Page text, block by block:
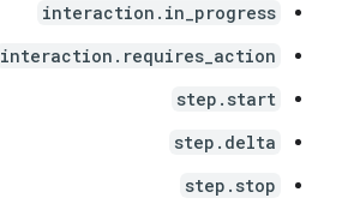
interaction.in_progress
interaction.requires_action
step.start
step.delta
step.stop